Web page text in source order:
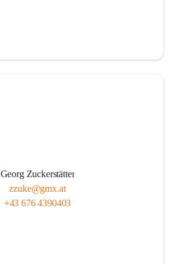
Georg Zuckerstätter
zzuke@gmx.at
+43 676 4390403